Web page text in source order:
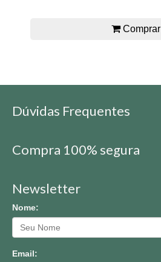
Comprar
Dúvidas Frequentes
Compra 100% segura
Newsletter
Nome:
Email: